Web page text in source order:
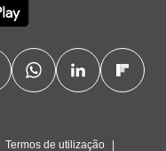
Termos de utilização